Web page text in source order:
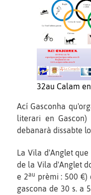
32au Calam
Ací Gasconha
literari en
debanarà dissabte
La Vila d'Anglet
de la Vila d'Anglet
e 2au prèmi : 500 €)
gascona de 30 s. a